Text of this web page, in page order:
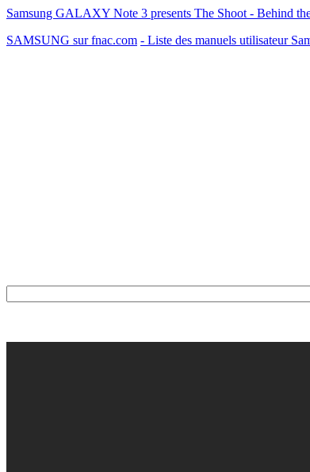
Samsung GALAXY Note 3 presents The Shoot - Behind
SAMSUNG sur fnac.com - Liste des manuels utilisateur